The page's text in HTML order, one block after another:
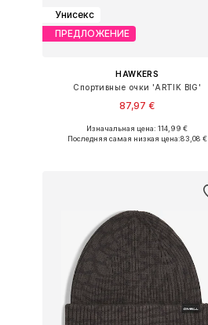
Унисекс
ПРЕДЛОЖЕНИЕ
HAWKERS
Спортивные очки 'ARTIK BIG'
87,97 €
Доступные размеры: Onesize
Изначальная цена: 114,99 €
Последняя самая низкая цена:83,08 €